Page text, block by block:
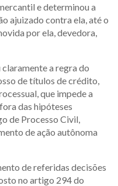
e determinou a
ajuizado contra ela, até o
por ela, devedora,
a regra do
de títulos de crédito,
que impede a
das hipóteses
de Processo Civil,
de ação autônoma
de referidas decisões
no artigo 294 do